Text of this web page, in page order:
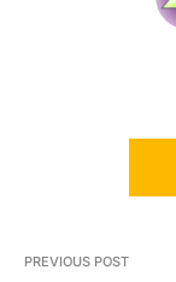
PREVIOUS POST